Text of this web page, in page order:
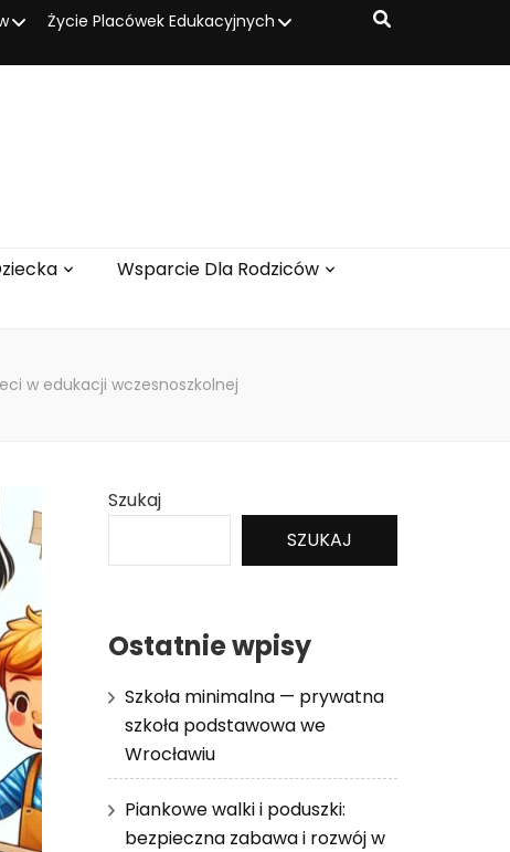
Życie Placówek Edukacyjnych
Wsparcie Dla Rodziców
w edukacji wczesnoszkolnej
Szukaj
SZUKAJ
Ostatnie wpisy
Szkoła minimalna — prywatna
szkoła podstawowa we
Wrocławiu
Piankowe walki i poduszki:
bezpieczna zabawa i rozwój w